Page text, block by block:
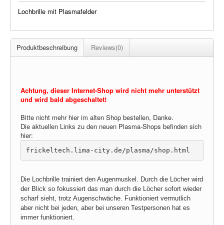
Zubehör
Lochbrille mit Plasmafelder
Produktbeschreibung Reviews(0)
Achtung, dieser Internet-Shop wird nicht mehr unterstützt
und wird bald abgeschaltet!
Bitte nicht mehr hier im alten Shop bestellen, Danke.
Die aktuellen Links zu den neuen Plasma-Shops befinden sich
hier:
frickeltech.lima-city.de/plasma/shop.html
Die Lochbrille trainiert den Augenmuskel. Durch die Löcher wird
der Blick so fokussiert das man durch die Löcher sofort wieder
scharf sieht, trotz Augenschwäche. Funktioniert vermutlich
aber nicht bei jeden, aber bei unseren Testpersonen hat es
immer funktioniert.